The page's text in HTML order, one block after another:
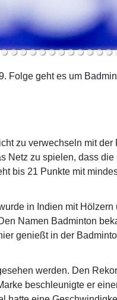
Folge geht es um
zu verwechseln mit der
Netz zu spielen, dass die
bis 21 Punkte mit
in Indien mit
Namen Badminton
genießt in der
werden. Den
beschleunigte er